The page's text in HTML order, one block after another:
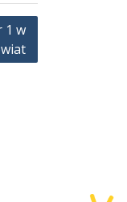
1 w